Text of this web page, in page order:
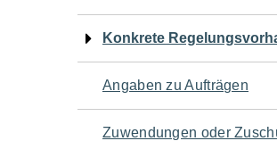
Seiteninhalt
Konkrete
Angaben zu Aufträgen
Zuwendungen oder